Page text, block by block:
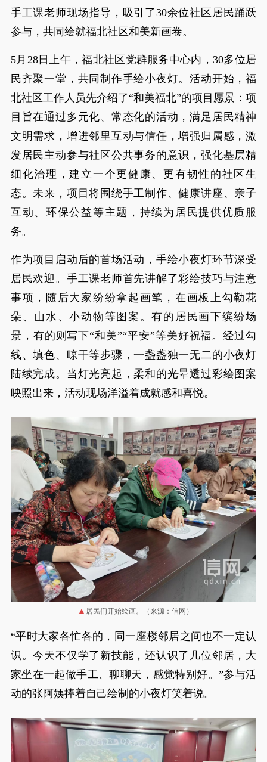
手工课老师现场指导，吸引了30余位社区居民踊跃
参与，共同绘就福北社区和美新画卷。
5月28日上午，福北社区党群服务中心内，30多位居
民齐聚一堂，共同制作手绘小夜灯。活动开始，福
北社区工作人员先介绍了“和美福北”的项目愿景：项
目旨在通过多元化、常态化的活动，满足居民精神
文明需求，增进邻里互动与信任，增强归属感，激
发居民主动参与社区公共事务的意识，强化基层精
细化治理，建立一个更健康、更有韧性的社区生
态。未来，项目将围绕手工制作、健康讲座、亲子
互动、环保公益等主题，持续为居民提供优质服
务。
作为项目启动后的首场活动，手绘小夜灯环节深受
居民欢迎。手工课老师首先讲解了彩绘技巧与注意
事项，随后大家纷纷拿起画笔，在画板上勾勒花
朵、山水、小动物等图案。有的居民画下缤纷场
景，有的则写下“和美”“平安”等美好祝福。经过勾
线、填色、晾干等步骤，一盏盏独一无二的小夜灯
陆续完成。当灯光亮起，柔和的光晕透过彩绘图案
映照出来，活动现场洋溢着成就感和喜悦。
居民们开始绘画。（来源：信网）
“平时大家各忙各的，同一座楼邻居之间也不一定认
识。今天不仅学了新技能，还认识了几位邻居，大
家坐在一起做手工、聊聊天，感觉特别好。”参与活
动的张阿姨捧着自己绘制的小夜灯笑着说。